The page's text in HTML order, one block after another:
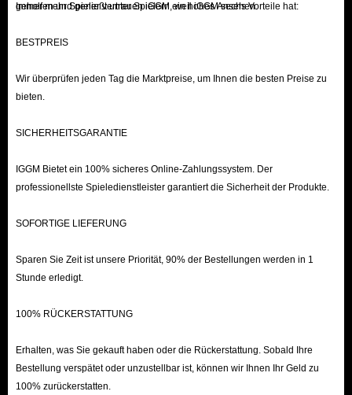
geholfen und genießt unter Spielern ein hohes Ansehen.
Immer mehr Spieler vertrauen iGGM, weil iGGM sechs Vorteile hat:
BESTPREIS
Wir überprüfen jeden Tag die Marktpreise, um Ihnen die besten Preise zu
bieten.
SICHERHEITSGARANTIE
IGGM Bietet ein 100% sicheres Online-Zahlungssystem. Der
professionellste Spieledienstleister garantiert die Sicherheit der Produkte.
SOFORTIGE LIEFERUNG
Sparen Sie Zeit ist unsere Priorität, 90% der Bestellungen werden in 1
Stunde erledigt.
100% RÜCKERSTATTUNG
Erhalten, was Sie gekauft haben oder die Rückerstattung. Sobald Ihre
Bestellung verspätet oder unzustellbar ist, können wir Ihnen Ihr Geld zu
100% zurückerstatten.